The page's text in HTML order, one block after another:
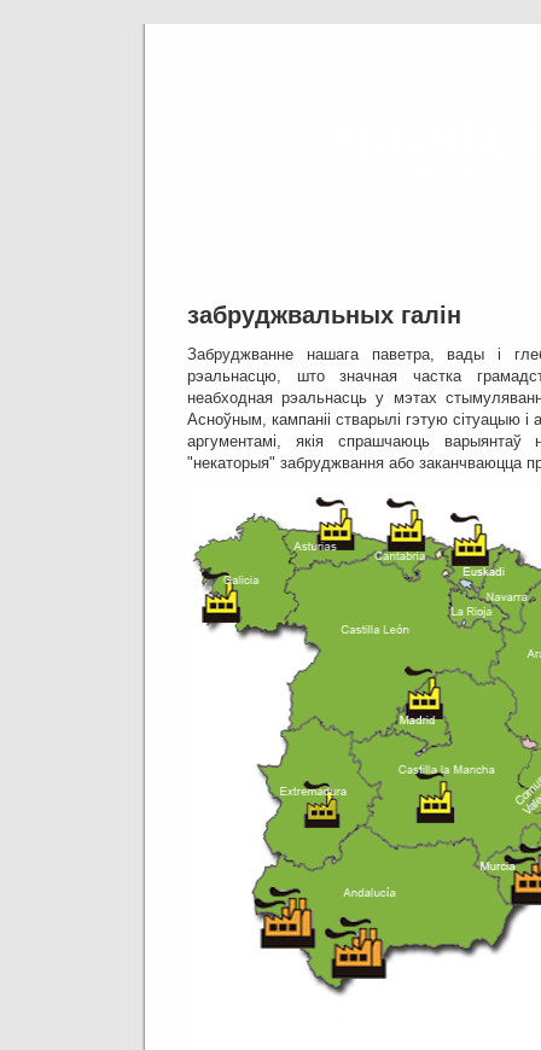
забруджвальных галін
Забруджванне нашага паветра, вады і
рэальнасцю, што значная частка
неабходная рэальнасць у мэтах
Асноўным, кампаніі стварылі гэтую сітуацыю і
аргументамі, якія спрашчаюць
"некаторыя" забруджвання або заканчваюцца